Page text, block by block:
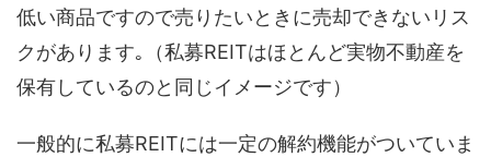
低い商品ですので売りたいときに売却できないリス
クがあります｡（私募REITはほとんど実物不動産を
保有しているのと同じイメージです）
一般的に私募REITには一定の解約機能がついていま